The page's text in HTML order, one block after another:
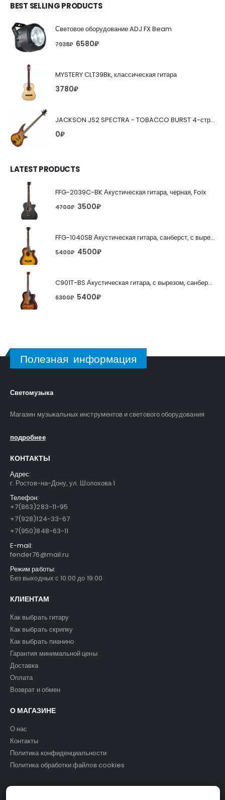
BEST SELLING PRODUCTS
Световое оборудование ADJ FX Beam
7938₽ 6580₽
MYSTERY CLT39Bk, классическая гитара
3780₽
JACKSON JS2 SPECTRA - TOBACCO BURST 4-струнная бас-гитара
0₽
LATEST PRODUCTS
FFG-2039C-BK Акустическая гитара, черная, Foix
4700₽ 3500₽
FFG-1040SB Акустическая гитара, санберст, с вырезом, Foix
5400₽ 4500₽
C901T-BS Акустическая гитара, с вырезом, санберст, Caraya
6300₽ 5400₽
Полезная информация
Светомузыка
Магазин музыкальных инструментов и светового оборудования
подробнее
КОНТАКТЫ
Адрес:
г. Ростов-на-Дону, ул. Шолохова 1
Телефон:
+7(863)283-11-95
+7(928)124-33-67
+7(950)848-63-11
E-mail:
fender76@mail.ru
Режим работы:
Без выходных с 10:00 до 19:00
КЛИЕНТАМ
Как выбрать гитару
Как выбрать скрипку
Как выбрать пианино
Гарантия минимальной цены
Доставка
Оплата
Возврат и обмен
О МАГАЗИНЕ
О нас
Контакты
Политика конфиденциальности
Политика обработки файлов cookies